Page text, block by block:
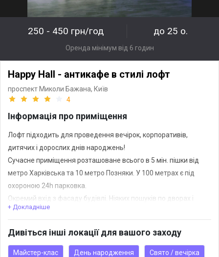
250 - 450 грн/год до 25 о.
Оренда мінімум від 6 годин
Happy Hall - антикафе в стилі лофт
проспект Миколи Бажана, Київ
4
Інформація про приміщення
Лофт підходить для проведення вечірок, корпоративів,
дитячих і дорослих днів народжень!
Сучасне приміщення розташоване всього в 5 мін. пішки від
метро Харківська та 10 метро Позняки. У 100 метрах є під
охороною 24h парковка.
Окремий вхід з фасаду будівлі. Ніяких пошуків по дворах і
занедбаних будівель!
Зал можна розділити на кілька зон: для фуршету, банкету,
танцпол. Додатковий плюс - можливість принести з собою їжу
+ Докладніше
Дивіться інші локації для вашого заходу
Майстер-клас День народження Свято / вечірка